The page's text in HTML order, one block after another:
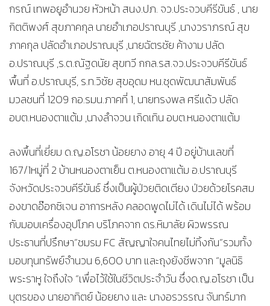
กรณ์ เทพอยูอำนวย หัวหน้า สนง.ปภ. จว.ประจวบคีรีขันธ์ , นาย
กิตติพงศ์ สุขภาคกุล นายอำเภอปราณบุรี ,นางวราภรณ์ สุข
ภาคกุล ปลัดอำเภอปราณบุรี ,นายฉัตรชัย ค้างาม ปลัด
อ.ปราณบุรี ,ร.ต.ณัฐดนัย สุขทวี กกล.รส.จว.ประจวบคีรีขันธ์
พื้นที่ อ.ปราณบุรี, ร.ท.วิชัย สุขอุดม หน.ชุดพัฒนาสัมพันธ์
มวลชนที่ 1209 กอ.รมน.ภาคที่ 1, นายทรงพล ศรีแด้ว ปลัด
อบต.หนองตาแต้ม ,นางลำจวน เกิดเทิน อบต.หนองตาแต้ม
ลงพื้นที่เยี่ยม ด.ญ.อโรชา น้อยยาง อายุ 4 ปี อยู่บ้านเลขที่
167/1หมู่ที่ 2 บ้านหนองตาเย็น ต.หนองตาแต้ม อ.ปราณบุรี
จังหวัดประจวบคีรีขันธ์ ซึ่งเป็นผู้ป่วยติดเตียง ป่วยด้วยโรคสม
องขาดอ๊อกซิเจน อาการหลัง คลอดพูดไม่ได้ เดินไม่ได้ พร้อม
กับมอบเครื่องอุปโภค บริโภคจาก ดร.หิมาลัย ผิวพรรณ
ประธานที่ปรึกษา”ชมรม FC สัญญาใจคนไทยไม่ทิ้งกัน”รวมทั้ง
มอบทุนทรัพย์จำนวน 6,600 บาท และถุงยังชีพจาก “มูลนิธิ
พระราหู ใจถึงใจ “เพื่อไว้ใช้ในชีวิตประจำวัน ซึ่งด.ญ.อโรชา เป็น
บุตรของ นายอาทิตย์ น้อยยาง และ นางอรวรรณ จันทร์มาก